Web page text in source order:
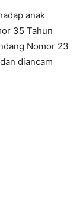
anak
35 Tahun
Nomor 23
diancam